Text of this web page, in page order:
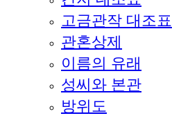
고금관작 대조표
관혼상제
이름의 유래
성씨와 본관
방위도